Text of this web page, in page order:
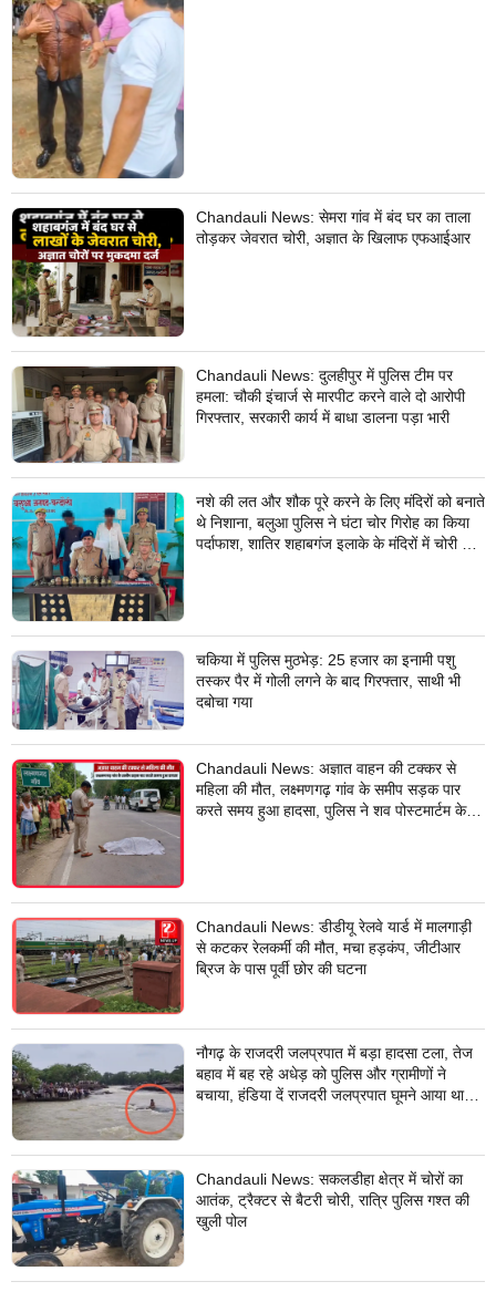
Chandauli News: सेमरा गांव में बंद घर का ताला
तोड़कर जेवरात चोरी, अज्ञात के खिलाफ एफआईआर
Chandauli News: दुलहीपुर में पुलिस टीम पर
हमला: चौकी इंचार्ज से मारपीट करने वाले दो आरोपी
गिरफ्तार, सरकारी कार्य में बाधा डालना पड़ा भारी
नशे की लत और शौक पूरे करने के लिए मंदिरों को बनाते
थे निशाना, बलुआ पुलिस ने घंटा चोर गिरोह का किया
पर्दाफाश, शातिर शहाबगंज इलाके के मंदिरों में चोरी की
चकिया में पुलिस मुठभेड़: 25 हजार का इनामी पशु
तस्कर पैर में गोली लगने के बाद गिरफ्तार, साथी भी
दबोचा गया
Chandauli News: अज्ञात वाहन की टक्कर से
महिला की मौत, लक्ष्मणगढ़ गांव के समीप सड़क पार
करते समय हुआ हादसा, पुलिस ने शव पोस्टमार्टम के
Chandauli News: डीडीयू रेलवे यार्ड में मालगाड़ी
से कटकर रेलकर्मी की मौत, मचा हड़कंप, जीटीआर
ब्रिज के पास पूर्वी छोर की घटना
नौगढ़ के राजदरी जलप्रपात में बड़ा हादसा टला, तेज
बहाव में बह रहे अधेड़ को पुलिस और ग्रामीणों ने
बचाया, हंडिया दें राजदरी जलप्रपात घूमने आया था
Chandauli News: सकलडीहा क्षेत्र में चोरों का
आतंक, ट्रैक्टर से बैटरी चोरी, रात्रि पुलिस गश्त की
खुली पोल